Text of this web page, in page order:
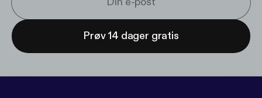
Prøv 14 dager gratis